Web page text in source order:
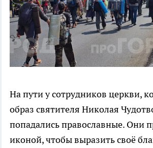
На пути у сотрудников церкви,
образ святителя Николая
попадались православные. Они
иконой, чтобы выразить своё